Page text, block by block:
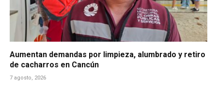
Aumentan demandas por limpieza, alumbrado y retiro
de cacharros en Cancún
7 agosto, 2026